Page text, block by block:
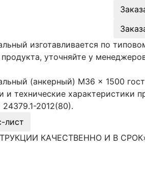
изготавливается по
уточняйте у
(анкерный) М36 × 1500
и технические характеристики
2012(80).
лист
КАЧЕСТВЕННО И В